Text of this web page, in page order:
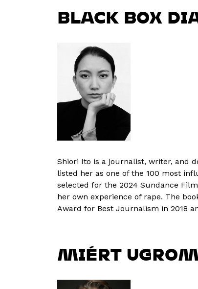
BLACK BOX
Shiori Ito is a journalist, writer, and
listed her as one of the 100 most
selected for the 2024 Sundance
her own experience of rape. The
Award for Best Journalism in 2018
MIÉRT UGROM